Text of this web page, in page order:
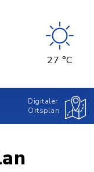
27 °C
Digitaler
Ortsplan